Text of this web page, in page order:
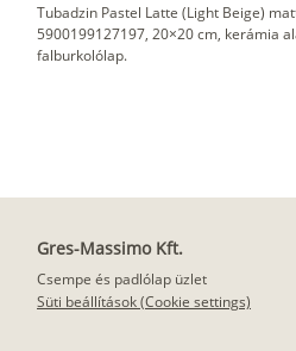
Tubadzin Pastel Latte (Light Beige)
5900199127197, 20×20 cm, kerámia
falburkolólap.
Gres-Massimo Kft.
Csempe és padlólap üzlet
Süti beállítások (Cookie settings)